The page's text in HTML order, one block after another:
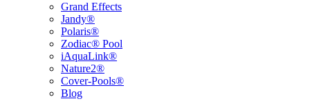
Grand Effects
Jandy®
Polaris®
Zodiac® Pool
iAquaLink®
Nature2®
Cover-Pools®
Blog